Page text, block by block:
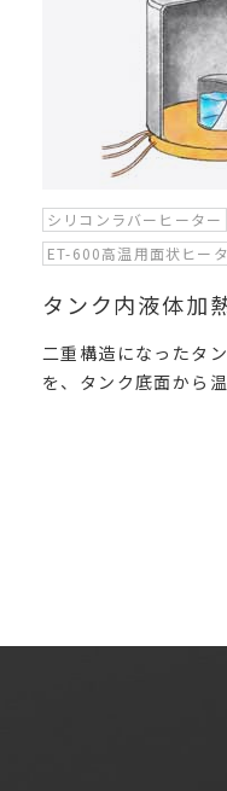
シリコンラバーヒーター
ET-600高温用面状ヒー
タンク内液体加
二重構造になったタ
を、タンク底面から